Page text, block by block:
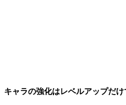
キャラの強化はレベルアップだけ